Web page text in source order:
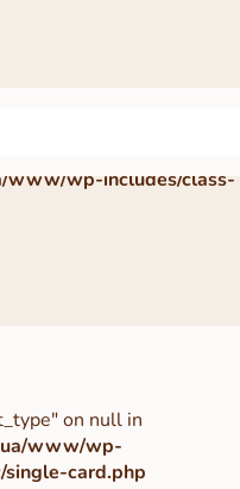
www/wp-includes/class-
on null in
www/wp-
card.php